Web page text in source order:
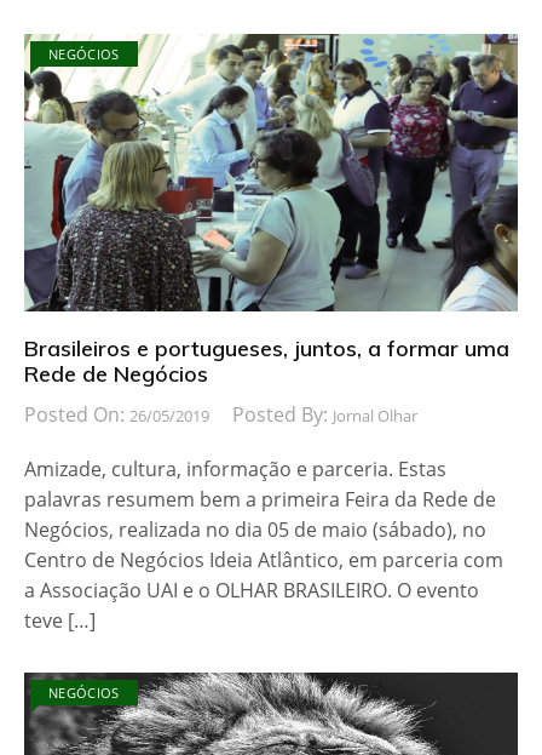
NEGÓCIOS
Brasileiros e portugueses, juntos, a formar uma
Rede de Negócios
Posted On: 26/05/2019 Posted By: Jornal Olhar
Amizade, cultura, informação e parceria. Estas
palavras resumem bem a primeira Feira da Rede de
Negócios, realizada no dia 05 de maio (sábado), no
Centro de Negócios Ideia Atlântico, em parceria com
a Associação UAI e o OLHAR BRASILEIRO. O evento
teve […]
NEGÓCIOS